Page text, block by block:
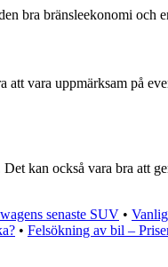
bra bränsleekonomi och
vara uppmärksam på
kan också vara bra att
senaste SUV •
• Felsökning av bil –